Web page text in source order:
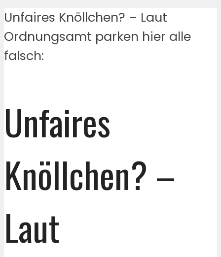
Unfaires Knöllchen? – Laut
Ordnungsamt parken hier alle
falsch:
Unfaires
Knöllchen? –
Laut